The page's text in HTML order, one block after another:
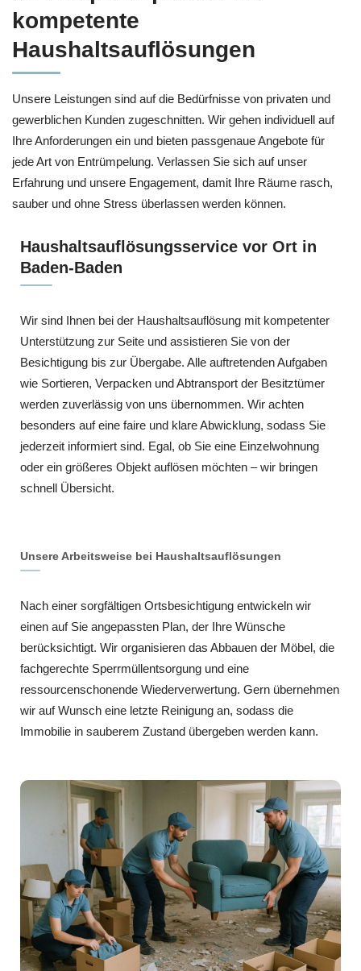
kompetente
Haushaltsauflösungen
Unsere Leistungen sind auf die Bedürfnisse von privaten und
gewerblichen Kunden zugeschnitten. Wir gehen individuell auf
Ihre Anforderungen ein und bieten passgenaue Angebote für
jede Art von Entrümpelung. Verlassen Sie sich auf unser
Erfahrung und unsere Engagement, damit Ihre Räume rasch,
sauber und ohne Stress überlassen werden können.
Haushaltsauflösungsservice vor Ort in
Baden-Baden
Wir sind Ihnen bei der Haushaltsauflösung mit kompetenter
Unterstützung zur Seite und assistieren Sie von der
Besichtigung bis zur Übergabe. Alle auftretenden Aufgaben
wie Sortieren, Verpacken und Abtransport der Besitztümer
werden zuverlässig von uns übernommen. Wir achten
besonders auf eine faire und klare Abwicklung, sodass Sie
jederzeit informiert sind. Egal, ob Sie eine Einzelwohnung
oder ein größeres Objekt auflösen möchten – wir bringen
schnell Übersicht.
Unsere Arbeitsweise bei Haushaltsauflösungen
Nach einer sorgfältigen Ortsbesichtigung entwickeln wir
einen auf Sie angepassten Plan, der Ihre Wünsche
berücksichtigt. Wir organisieren das Abbauen der Möbel, die
fachgerechte Sperrmüllentsorgung und eine
ressourcenschonende Wiederverwertung. Gern übernehmen
wir auf Wunsch eine letzte Reinigung an, sodass die
Immobilie in sauberem Zustand übergeben werden kann.